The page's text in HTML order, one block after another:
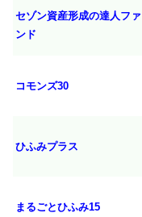
セゾン資産形成の達人ファ
ンド
コモンズ30
ひふみプラス
まるごとひふみ15